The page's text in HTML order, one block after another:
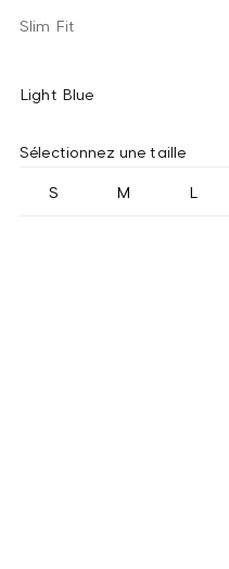
Slim Fit
Light Blue
Sélectionnez une taille
S M L